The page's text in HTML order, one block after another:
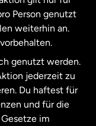
Person genutzt
weiterhin an.
genutzt werden.
jederzeit zu
Du haftest für
und für die
im